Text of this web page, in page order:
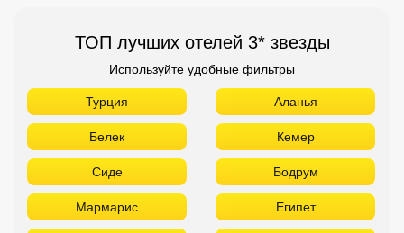
ТОП лучших отелей 3* звезды
Используйте удобные фильтры
Турция Аланья
Белек Кемер
Сиде Бодрум
Мармарис Египет